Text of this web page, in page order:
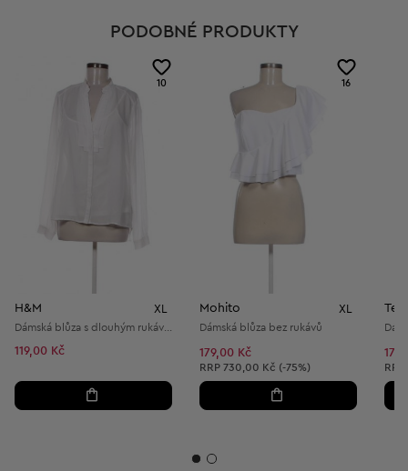
PODOBNÉ PRODUKTY
10
H&M XL
119,00 Kč
16
Mohito XL
Dámská blůza bez rukávů
179,00 Kč
Doporučená cena:
RRP 730,00 Kč (-75%) RRP